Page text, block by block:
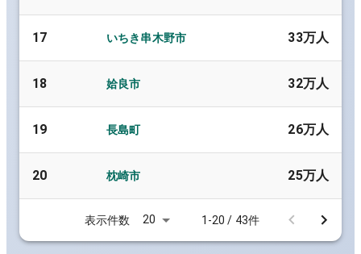
17 いちき串木野市 33万人
18 姶良市 32万人
19 長島町 26万人
20 枕崎市 25万人
表示件数 20 1-20 / 43件